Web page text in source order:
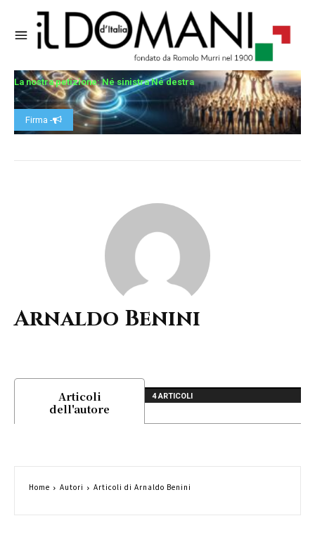
La nostra petizione: Né sinistra Né destra
Firma -
Arnaldo Benini
Articoli
dell'autore
4 ARTICOLI
Home Autori Articoli di Arnaldo Benini